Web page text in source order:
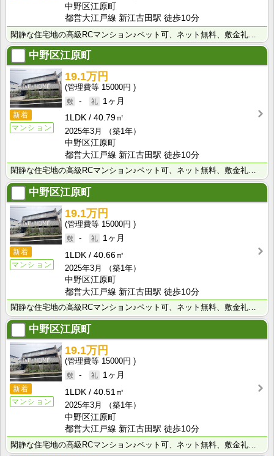
中野区江原町
都営大江戸線 新江古田駅 徒歩10分
中野区江原町
新着
マンション
19.1万円
15000円
-
1ヶ月
1LDK
40.79㎡
2025年3月
（築1年）
中野区江原町
都営大江戸線 新江古田駅 徒歩10分
閑静な住宅地の高級RCマンション♪ペット可、ネット無料、敷金礼金0でお得♪
中野区江原町
新着
マンション
19.1万円
15000円
-
1ヶ月
1LDK
40.66㎡
2025年3月
（築1年）
中野区江原町
都営大江戸線 新江古田駅 徒歩10分
閑静な住宅地の高級RCマンション♪ペット可、ネット無料、敷金礼金0でお得♪
中野区江原町
新着
マンション
19.1万円
15000円
-
1ヶ月
1LDK
40.51㎡
2025年3月
（築1年）
中野区江原町
都営大江戸線 新江古田駅 徒歩10分